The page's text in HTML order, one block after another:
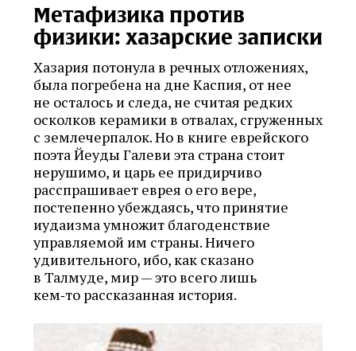
Метафизика против
физики: хазарские записки
Хазария потонула в речных отложениях,
была погребена на дне Каспия, от нее
не осталось и следа, не считая редких
осколков керамики в отвалах, сгруженных
с землечерпалок. Но в книге еврейского
поэта Йеуды Галеви эта страна стоит
нерушимо, и царь ее придирчиво
расспрашивает еврея о его вере,
постепенно убеждаясь, что принятие
иудаизма умножит благоденствие
управляемой им страны. Ничего
удивительного, ибо, как сказано
в Талмуде, мир — это всего лишь
кем‑то рассказанная история.